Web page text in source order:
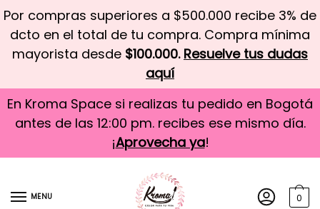
Por compras superiores a $500.000 recibe 3% de
dcto en el total de tu compra. Compra mínima
mayorista desde $100.000. Resuelve tus dudas
aquí
En Kroma Space si realizas tu pedido en Bogotá
antes de las 12:00 pm. recibes ese mismo día.
¡Aprovecha ya!
MENU 0